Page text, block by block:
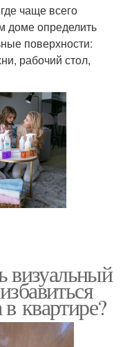
чаще всего
доме определить
поверхности:
рабочий стол,
визуальный
квартире?